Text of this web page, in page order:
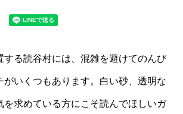
する読谷村には、混雑を避けてのんび
がいくつもあります。白い砂、透明な
を求めている方にこそ読んでほしいガ